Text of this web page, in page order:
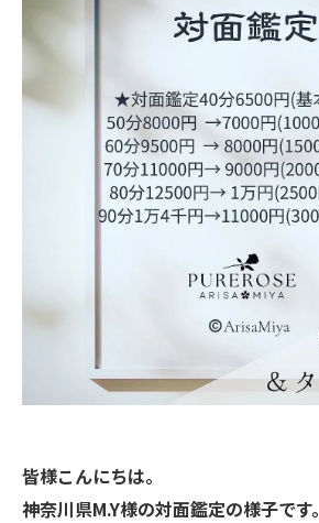
皆様こんにちは。
神奈川県M.Y様の対面鑑定の様子です。